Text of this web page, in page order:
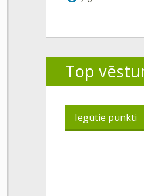
Top
Iegūtie punkti